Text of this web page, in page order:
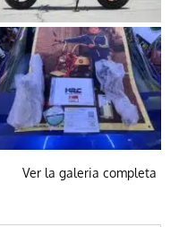
Ver la galeria completa